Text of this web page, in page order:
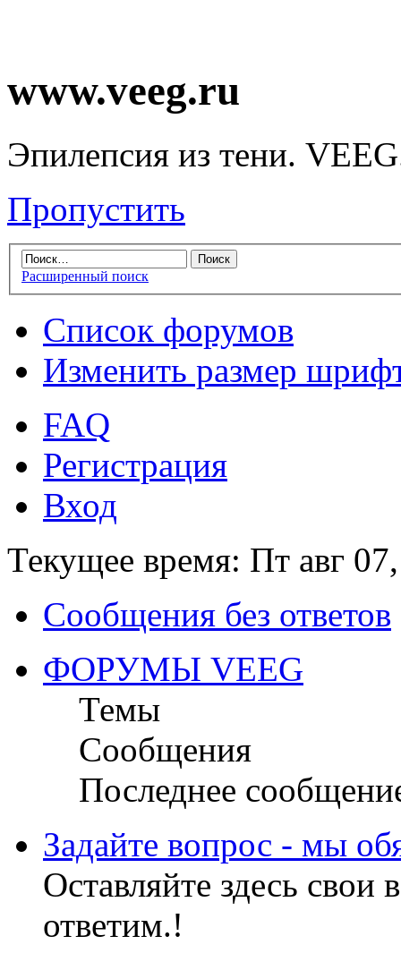
www.veeg.ru
Эпилепсия из тени.
Пропустить
Расширенный поиск
Список форумов
Изменить размер
FAQ
Регистрация
Вход
Текущее время: Пт авг
Сообщения без ответов
ФОРУМЫ VEEG
Темы
Сообщения
Последнее
Задайте вопрос - мы
Оставляйте здесь
ответим.!